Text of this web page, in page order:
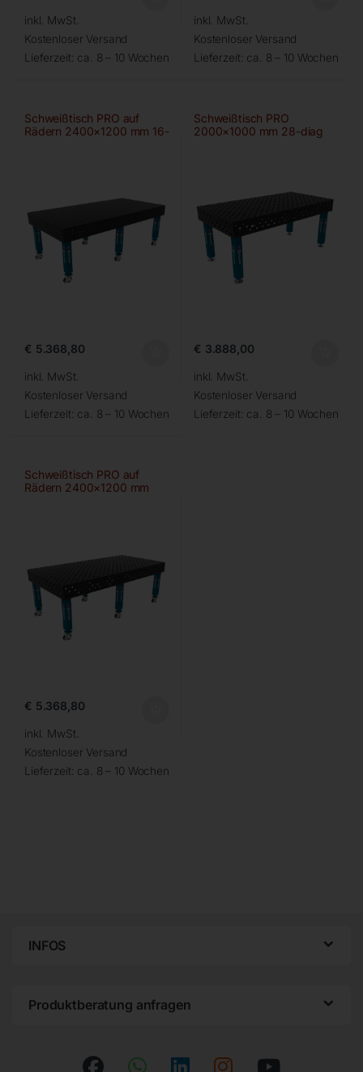
inkl. MwSt.
Kostenloser Versand
Lieferzeit: ca. 8 – 10 Wochen
inkl. MwSt.
Kostenloser Versand
Lieferzeit: ca. 8 – 10 Wochen
Schweißtisch PRO auf
Rädern 2400×1200 mm 16-
€ 5.368,80
inkl. MwSt.
Kostenloser Versand
Lieferzeit: ca. 8 – 10 Wochen
Schweißtisch PRO
2000×1000 mm 28-diag
€ 3.888,00
inkl. MwSt.
Kostenloser Versand
Lieferzeit: ca. 8 – 10 Wochen
Schweißtisch PRO auf
Rädern 2400×1200 mm
€ 5.368,80
inkl. MwSt.
Kostenloser Versand
Lieferzeit: ca. 8 – 10 Wochen
INFOS
Produktberatung anfragen